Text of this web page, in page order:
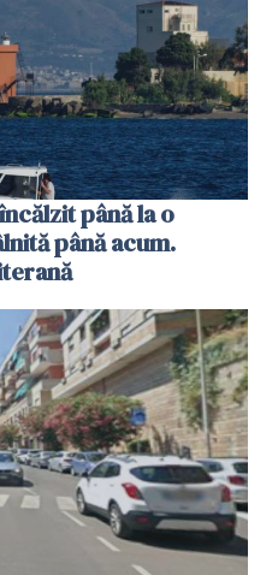
până la o
până acum.